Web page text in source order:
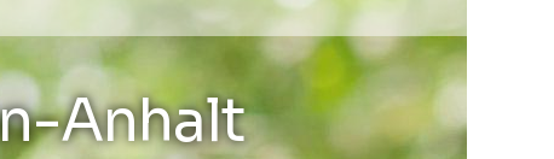
Anhalt